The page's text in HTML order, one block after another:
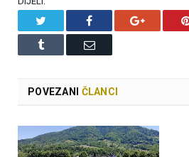
Facebook Google+
Tumblr Email
POVEZANI ČLANCI